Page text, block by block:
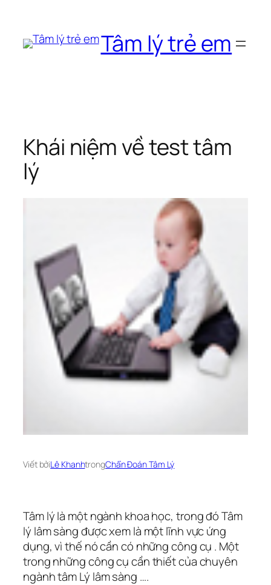
phần
Tâm lý trẻ em
Khái niệm về test tâm
lý
Viết bởiLê KhanhtrongChẩn Đoán Tâm Lý
Tâm lý là một ngành khoa học, trong đó Tâm
lý lâm sàng được xem là một lĩnh vực ứng
dụng, vì thế nó cần có những công cụ . Một
trong những công cụ cần thiết của chuyên
ngành tâm Lý lâm sàng ….